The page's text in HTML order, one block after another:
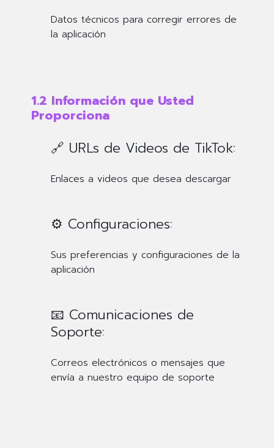
Datos técnicos para corregir errores de
la aplicación
1.2 Información que Usted
Proporciona
🔗 URLs de Videos de TikTok:
Enlaces a videos que desea descargar
⚙️ Configuraciones:
Sus preferencias y configuraciones de la
aplicación
📧 Comunicaciones de
Soporte:
Correos electrónicos o mensajes que
envía a nuestro equipo de soporte